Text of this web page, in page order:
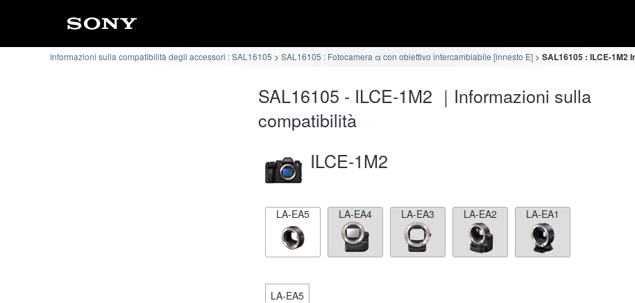
Informazioni sulla compatibilità degli accessori : SAL16105 SAL16105 : Fotocamera α con obiettivo intercambiabile [innesto E] SAL16105 : ILCE-1M2
SAL16105 - ILCE-1M2 ｜Informazioni sulla
compatibilità
ILCE-1M2
LA-EA5 LA-EA4 LA-EA3 LA-EA2 LA-EA1
LA-EA5